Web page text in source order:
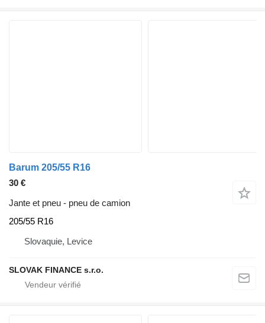
Barum 205/55 R16
30 €
Jante et pneu - pneu de camion
205/55 R16
Slovaquie, Levice
SLOVAK FINANCE s.r.o.